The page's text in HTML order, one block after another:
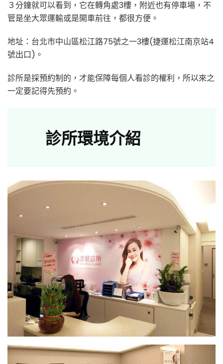
３分鐘就可以看到，它在轉角處3樓，附近也有停車場，不
管是坐大眾運輸或是開車前往，都很方便。
地址：台北市中山區松江路75號之一3樓(捷運松江南京站4
號出口)。
診所是採預約制的，才能保障每個人看診的權利，所以來之
一定要記得先預約。
診所環境介紹